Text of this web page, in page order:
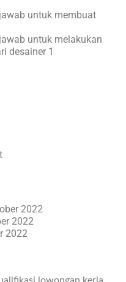
untuk membuat
untuk melakukan
desainer 1
2022
2022
2022